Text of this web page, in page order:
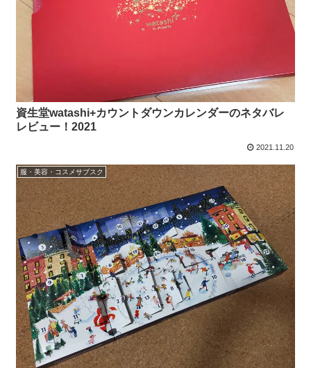
資生堂watashi+カウントダウンカレンダーのネタバレ
レビュー！2021
2021.11.20
服・美容・コスメサブスク